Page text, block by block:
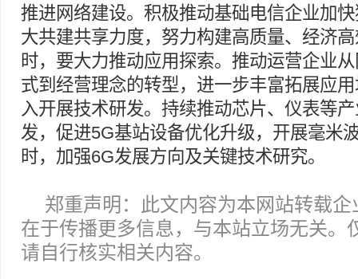
推进网络建设。积极推动基础电信企业加
大共建共享力度，努力构建高质量、经济
时，要大力推动应用探索。推动运营企业
式到经营理念的转型，进一步丰富拓展应
入开展技术研发。持续推动芯片、仪表等
发，促进5G基站设备优化升级，开展毫米
时，加强6G发展方向及关键技术研究。
郑重声明：此文内容为本网站转载
在于传播更多信息，与本站立场无关。
请自行核实相关内容。